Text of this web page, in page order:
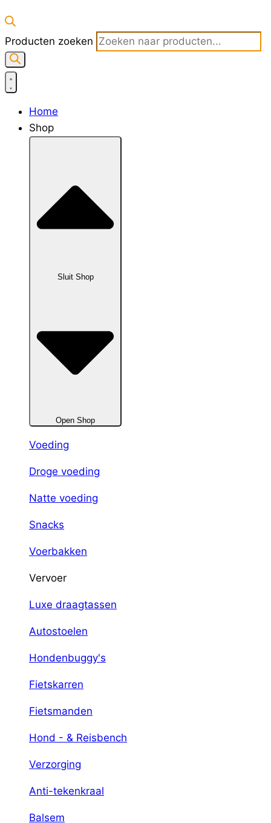
Producten zoeken
Home
Shop
Sluit Shop
Open Shop
Voeding
Droge voeding
Natte voeding
Snacks
Voerbakken
Vervoer
Luxe draagtassen
Autostoelen
Hondenbuggy's
Fietskarren
Fietsmanden
Hond - & Reisbench
Verzorging
Anti-tekenkraal
Balsem